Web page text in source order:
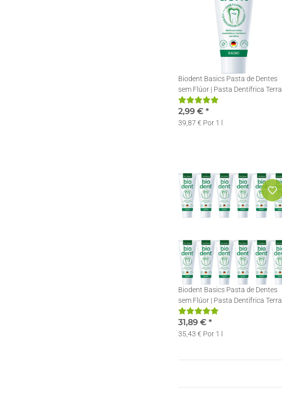
Biodent Basics Pasta de Dentes
sem Flúor | Pasta Dentífrica Terra
Natura | 1 x 75ml
2,99 € *
39,87 € Por 1 l
Biodent Basics Pasta de Dentes
sem Flúor | Pasta Dentífrica Terra
Natura | 12 x 75ml
31,89 € *
35,43 € Por 1 l